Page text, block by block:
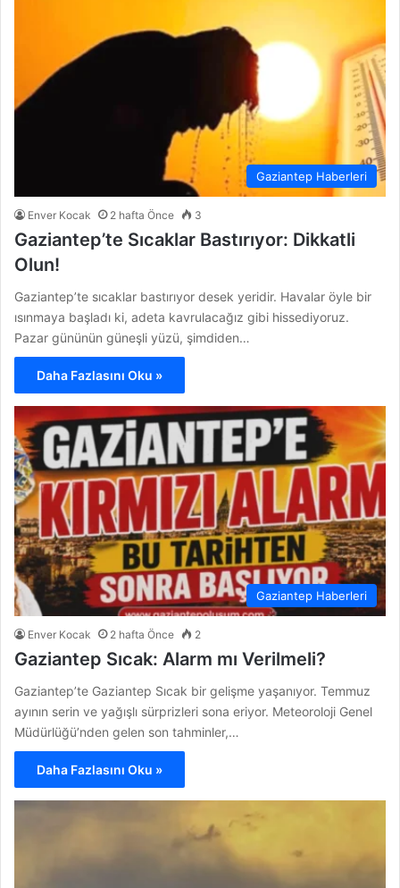
Gaziantep Haberleri
Enver Kocak 2 hafta Önce 3
Gaziantep’te Sıcaklar Bastırıyor: Dikkatli
Olun!
Gaziantep’te sıcaklar bastırıyor desek yeridir. Havalar öyle bir
ısınmaya başladı ki, adeta kavrulacağız gibi hissediyoruz.
Pazar gününün güneşli yüzü, şimdiden…
Daha Fazlasını Oku »
Gaziantep Haberleri
Enver Kocak 2 hafta Önce 2
Gaziantep Sıcak: Alarm mı Verilmeli?
Gaziantep’te Gaziantep Sıcak bir gelişme yaşanıyor. Temmuz
ayının serin ve yağışlı sürprizleri sona eriyor. Meteoroloji Genel
Müdürlüğü’nden gelen son tahminler,…
Daha Fazlasını Oku »